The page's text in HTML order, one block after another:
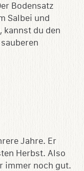
Bodensatz
Salbei und
kannst du den
Jahre. Er
Herbst. Also
immer noch gut.